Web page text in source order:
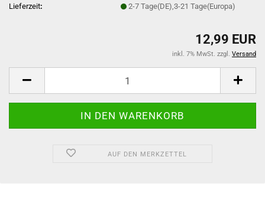
Lieferzeit: 2-7 Tage(DE),3-21 Tage(Europa)
12,99 EUR
inkl. 7% MwSt. zzgl. Versand
AUF DEN MERKZETTEL